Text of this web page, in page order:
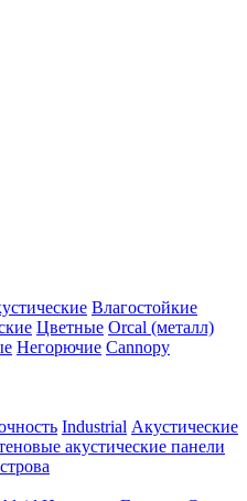
Влагостойкие
Цветные Orcal (металл)
Негорючие Cannopy
Industrial Акустические
акустические панели